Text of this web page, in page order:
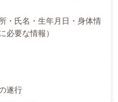
・氏名・生年月日・身体情
必要な情報）
遂行